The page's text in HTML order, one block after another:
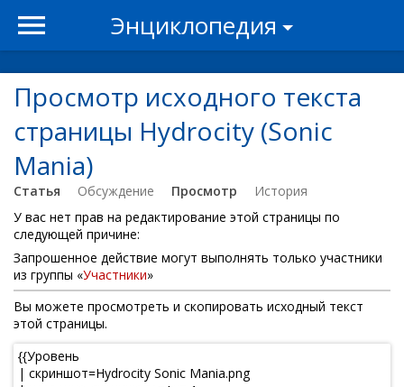
Энциклопедия
Просмотр исходного текста
страницы Hydrocity (Sonic
Mania)
Статья Обсуждение Просмотр
История
У вас нет прав на редактирование этой страницы по
следующей причине:
Запрошенное действие могут выполнять только участники
из группы «Участники»
Вы можете просмотреть и скопировать исходный текст
этой страницы.